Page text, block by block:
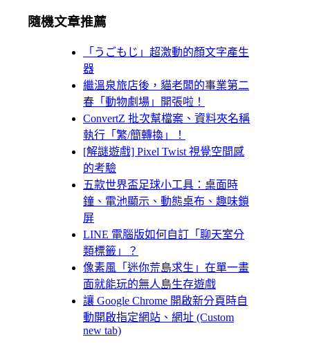
隨機文章推薦
「うごもじ」超激動的顏文字產生
器
繼溫泉旅店後，貓老闆的事業第二
春「動物劇場」開張啦！
ConvertZ 批次幫檔案、資料夾名稱
執行「繁/簡轉換」！
[解謎遊戲] Pixel Twist 視覺空間感
的考驗
五款世界盃足球小工具：桌面時
鐘、電池顯示、動態桌布、趣味鎖
屏
LINE 電腦版如何自訂「聊天室分
類標籤」？
像素風「迷你荒島求生」在單一畫
面就能玩的無人島生存遊戲
讓 Google Chrome 開啟新分頁時自
動開啟指定網站、網址 (Custom
new tab)